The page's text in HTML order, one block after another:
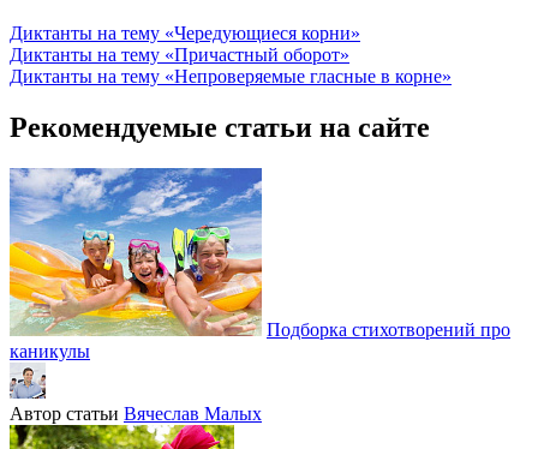
Диктанты на тему «Чередующиеся корни»
Диктанты на тему «Причастный оборот»
Диктанты на тему «Непроверяемые гласные в корне»
Рекомендуемые статьи на сайте
Подборка стихотворений про
каникулы
Автор статьи Вячеслав Малых